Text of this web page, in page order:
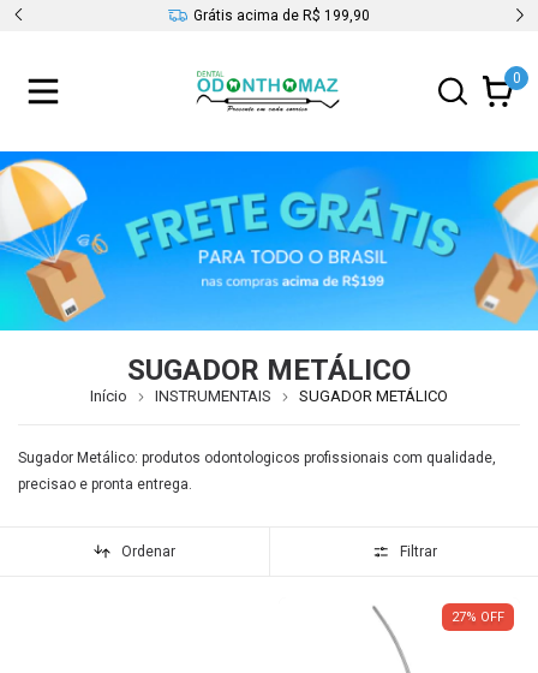
Grátis acima de R$ 199,90
0
SUGADOR METÁLICO
Início INSTRUMENTAIS SUGADOR METÁLICO
Sugador Metálico: produtos odontologicos profissionais com qualidade,
precisao e pronta entrega.
Ordenar Filtrar
27% OFF